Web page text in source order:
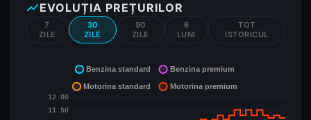
show_chartEVOLUȚIA PREȚURILOR
7
ZILE
30
ZILE
90
ZILE
6
LUNI
TOT
ISTORICUL